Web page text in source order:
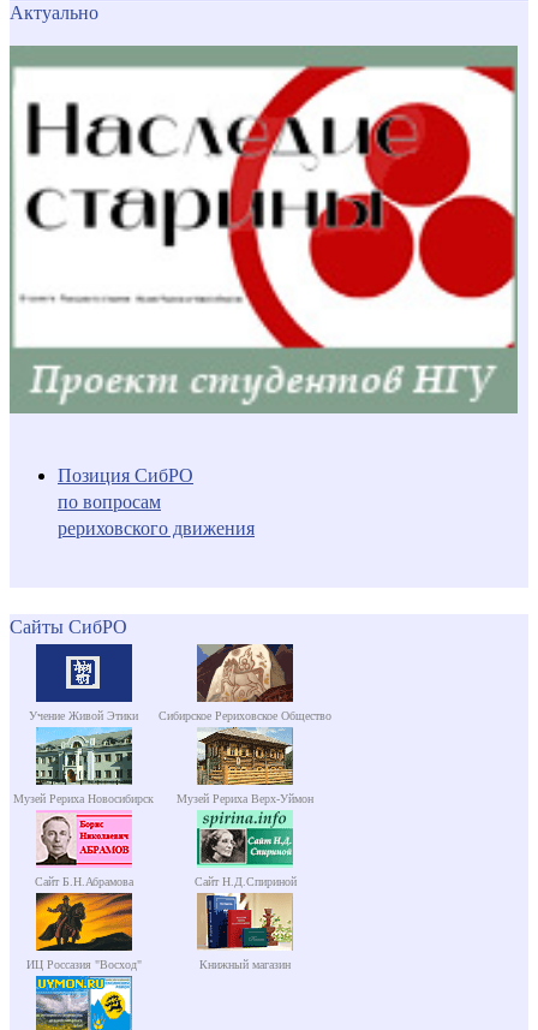
Актуально
Позиция СибРО
по вопросам
рериховского движения
Сайты СибРО
Учение Живой Этики Сибирское Рериховское Общество
Музей Рериха Новосибирск Музей Рериха Верх-Уймон
Сайт Б.Н.Абрамова Сайт Н.Д.Спириной
ИЦ Россазия "Восход" Книжный магазин